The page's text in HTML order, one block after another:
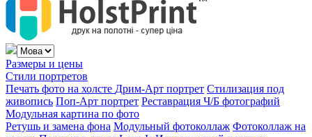
Размеры и цены
Стили портретов
Печать фото на холсте Дрим-Арт портрет Стилизация под
живопись Поп-Арт портрет Реставрация Ч/Б фотографий
Модульная картина по фото
Ретушь и замена фона Модульный фотоколлаж Фотоколлаж на